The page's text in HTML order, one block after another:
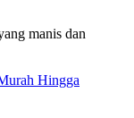
manis dan
Hingga